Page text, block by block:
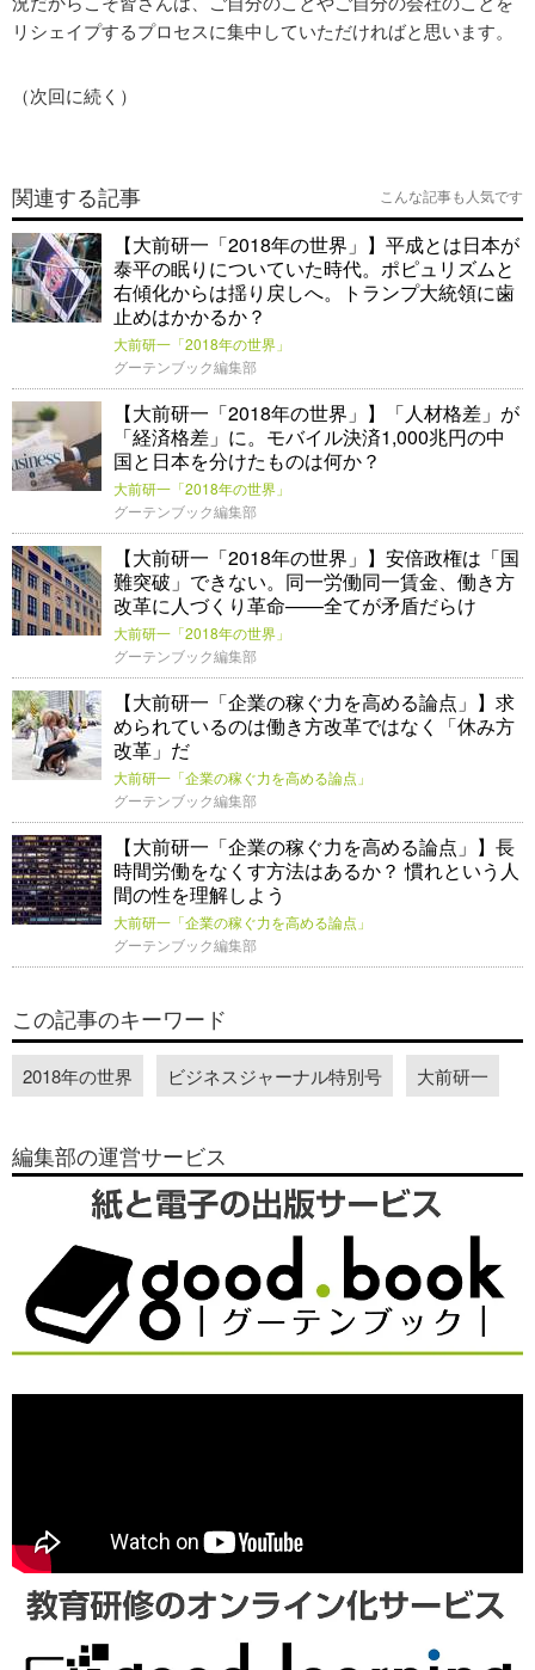
リシェイプするプロセスに集中していただければと思います。
（次回に続く）
関連する記事 こんな記事も人気です
【大前研一「2018年の世界」】平成とは日本が
泰平の眠りについていた時代。ポピュリズムと
右傾化からは揺り戻しへ。トランプ大統領に歯
止めはかかるか？
大前研一「2018年の世界」
グーテンブック編集部
【大前研一「2018年の世界」】「人材格差」が
「経済格差」に。モバイル決済1,000兆円の中
国と日本を分けたものは何か？
大前研一「2018年の世界」
グーテンブック編集部
【大前研一「2018年の世界」】安倍政権は「国
難突破」できない。同一労働同一賃金、働き方
改革に人づくり革命——全てが矛盾だらけ
大前研一「2018年の世界」
グーテンブック編集部
【大前研一「企業の稼ぐ力を高める論点」】求
められているのは働き方改革ではなく「休み方
改革」だ
大前研一「企業の稼ぐ力を高める論点」
グーテンブック編集部
【大前研一「企業の稼ぐ力を高める論点」】長
時間労働をなくす方法はあるか？ 慣れという人
間の性を理解しよう
大前研一「企業の稼ぐ力を高める論点」
グーテンブック編集部
この記事のキーワード
2018年の世界 ビジネスジャーナル特別号 大前研一
編集部の運営サービス